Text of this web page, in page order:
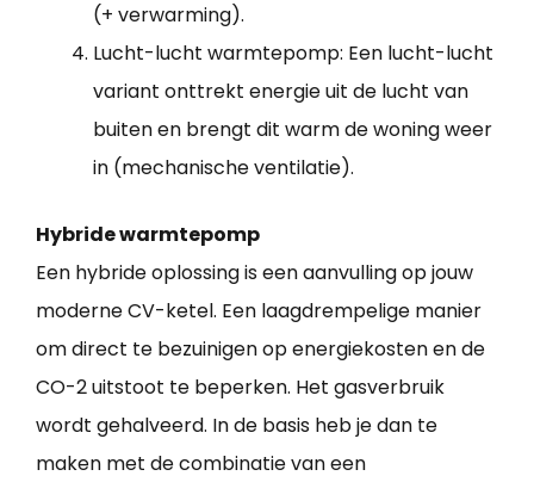
(+ verwarming).
Lucht-lucht warmtepomp: Een lucht-lucht
variant onttrekt energie uit de lucht van
buiten en brengt dit warm de woning weer
in (mechanische ventilatie).
Hybride warmtepomp
Een hybride oplossing is een aanvulling op jouw
moderne CV-ketel. Een laagdrempelige manier
om direct te bezuinigen op energiekosten en de
CO-2 uitstoot te beperken. Het gasverbruik
wordt gehalveerd. In de basis heb je dan te
maken met de combinatie van een